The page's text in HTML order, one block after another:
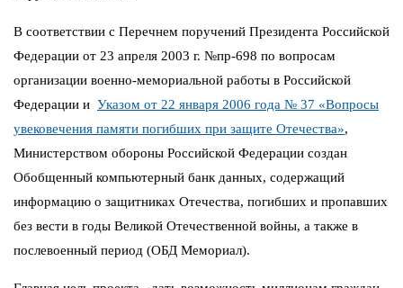
В соответствии с Перечнем поручений Президента Российской
Федерации от 23 апреля 2003 г. №пр-698 по вопросам
организации военно-мемориальной работы в Российской
Федерации и Указом от 22 января 2006 года № 37 «Вопросы
увековечения памяти погибших при защите Отечества»,
Министерством обороны Российской Федерации создан
Обобщенный компьютерный банк данных, содержащий
информацию о защитниках Отечества, погибших и пропавших
без вести в годы Великой Отечественной войны, а также в
послевоенный период (ОБД Мемориал).